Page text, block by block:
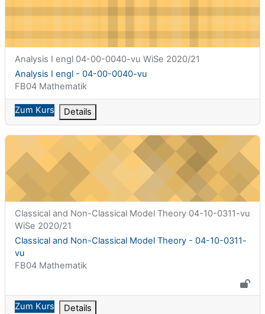
Kurzer Kursname
Analysis I engl 04-00-0040-vu WiSe 2020/21
Kursname
Analysis I engl - 04-00-0040-vu
Kursbereich
FB04 Mathematik
Zum Kurs Details
Classical and Non-Classical Model Theory - 04-10-0311-vu
Kurzer Kursname
Classical and Non-Classical Model Theory 04-10-0311-vu
WiSe 2020/21
Kursname
Classical and Non-Classical Model Theory - 04-10-0311-
vu
Kursbereich
FB04 Mathematik
Zum Kurs Details